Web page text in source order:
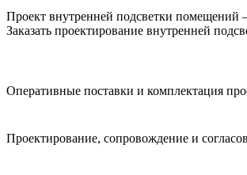
Проект внутренней подсветки помещений
Заказать проектирование внутренней
Оперативные поставки и комплектация
Проектирование, сопровождение и